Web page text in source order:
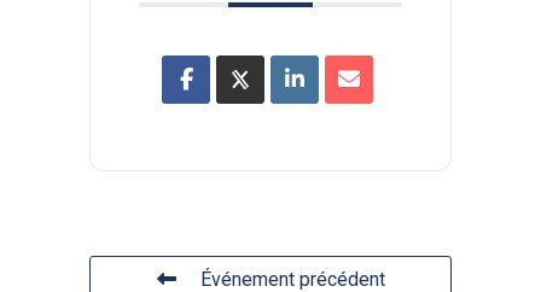
Événement précédent